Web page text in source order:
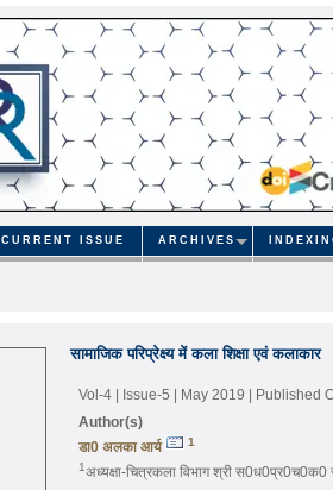
CURRENT ISSUE ARCHIVES
सामाजिक परिप्रेक्ष्य में कला शिक्षा एवं कलाकार
Vol-4 | Issue-5 | May 2019 | Published
Author(s)
डा0 अलका आर्य
1
1अध्यक्षा-चित्रकला विभाग श्री स0ध0प्र0च0क0